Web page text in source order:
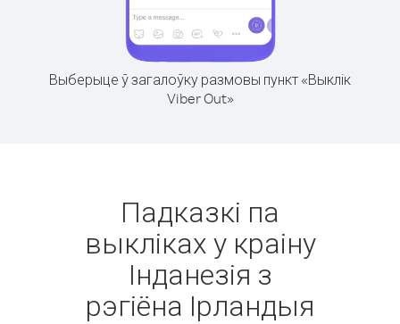
Выберыце ў загалоўку размовы пункт «Выклік
Viber Out»
Падказкі па
выкліках у краіну
Інданезія з
рэгіёна Ірландыя